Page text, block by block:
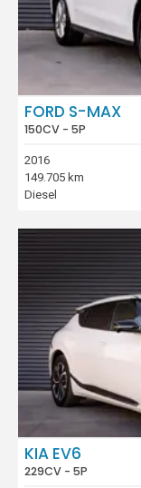
FORD S-MAX
150CV - 5P
2016
149.705 km
Diesel
KIA EV6
229CV - 5P